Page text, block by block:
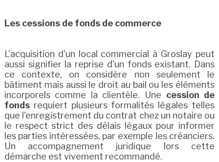
Les cessions de fonds de commerce
L'acquisition d'un local commercial à Groslay peut
aussi signifier la reprise d'un fonds existant. Dans
ce contexte, on considère non seulement le
bâtiment mais aussi le droit au bail ou les éléments
incorporels comme la clientèle. Une cession de
fondsrequiert plusieurs formalités légales telles
que l'enregistrement du contrat chez un notaire ou
le respect strict des délais légaux pour informer
les parties intéressées, par exemple les créanciers.
Un accompagnement juridique lors cette
démarche est vivement recommandé.